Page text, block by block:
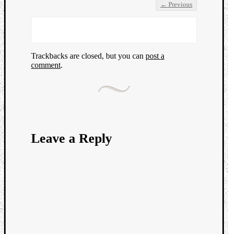
← Previous
Trackbacks are closed, but you can post a
comment.
Leave a Reply